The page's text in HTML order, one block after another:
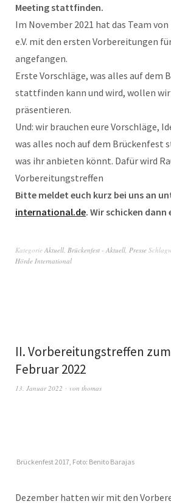
Meeting stattfinden.
Im November 2021 hat das Team
e.V. mit den ersten Vorbereitungen
angefangen.
Erste Vorschläge, was alles auf dem
stattfinden kann und wird, wollen
präsentieren.
Und: wir brauchen eure Vorschläge,
was alles noch auf dem Brückenfest
was ihr anbieten könnt. Dafür wird
Vorbereitungstreffen
Bitte meldet euch kurz bei uns an
international.de. Wir schicken
Kategorie Aktuell Brückenfest - Aktuell Presse
Hörde International
II. Vorbereitungstreffen
Februar 2022
13. Januar 2022 von thomas
Brückenfest 2017, Foto: Benito Barajas
Dezember hatten wir mit den